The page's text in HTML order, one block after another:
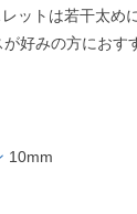
ットは若干太め
好みの方におす
10mm